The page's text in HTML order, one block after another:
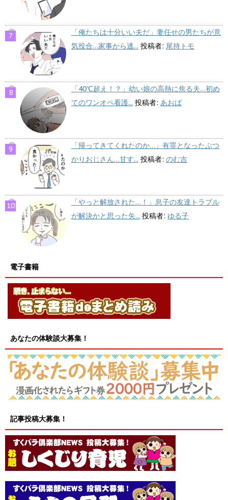
「俺たちは十分いい夫だ」妻任せの男たちが意
気投合…家事から逃... 投稿者: 尾持トモ
「40℃超え！？」幼い娘の高熱に焦る夫…初め
てのワンオペ看護... 投稿者: あおば
「帰ってきてくれたのか…」有罪となったぶつ
かりおじさん…甘す... 投稿者: のむ吉
「やっと解放された…！」息子の友達トラブル
が解決かと思った矢... 投稿者: ゆる子
電子書籍
あなたの体験談大募集！
記事投稿大募集！